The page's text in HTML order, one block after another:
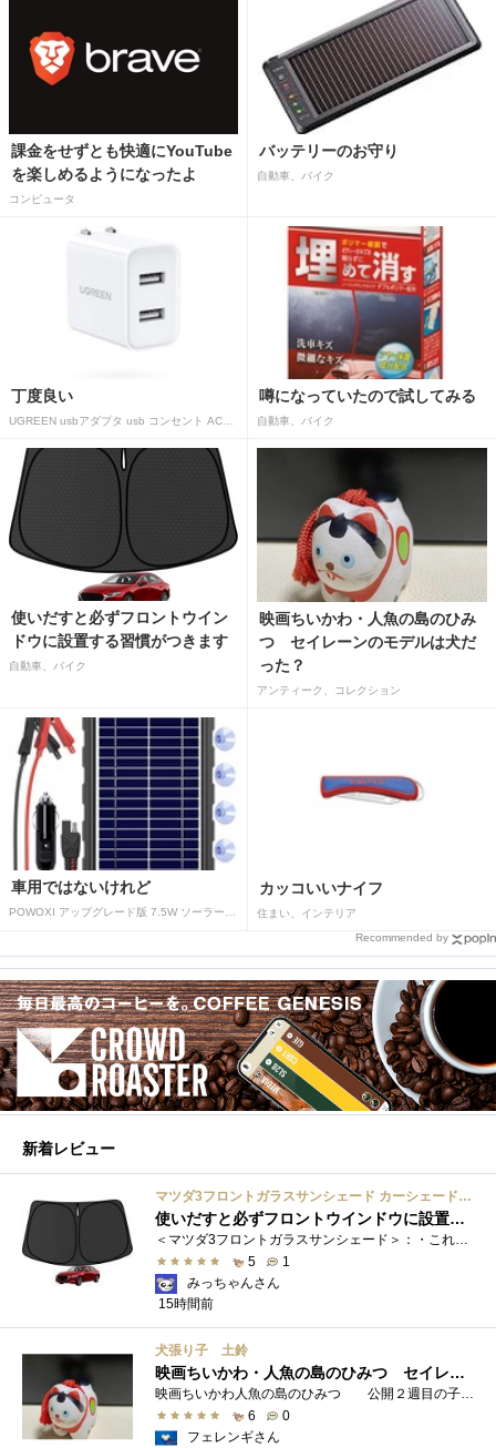
課金をせずとも快適にYouTube
を楽しめるようになったよ
コンピュータ
バッテリーのお守り
自動車、バイク
丁度良い 噂になっていたので試してみる
自動車、バイク
使いだすと必ずフロントウイン
ドウに設置する習慣がつきます
自動車、バイク
映画ちいかわ・人魚の島のひみ
つ セイレーンのモデルは犬だ
った？
アンティーク、コレクション
車用ではないけれど カッコいいナイフ
住まい、インテリア
Recommended by
新着レビュー
マツダ3フロントガラスサンシェード カーシェード 車用 フロントウィンドウさんしえーど 遮光 断熱 カスタムパーツ 車種専用設計 折り畳み式 取付簡単 収納袋付き
使いだすと必ずフロントウインドウに設置する習慣がつきます
＜マツダ3フロントガラスサンシェード＞：・これまで使用していたサンシェードでも使用できるのですが、車内に蛇腹に畳んだサンシェード は�...
5
1
みっちゃんさん
15時間前
犬張り子 土鈴
映画ちいかわ・人魚の島のひみつ セイレーンのモデルは犬だった？
映画ちいかわ人魚の島のひみつ 公開２週目の子どもさんの来場が制限されているレイトショーでも満席でしたし新たにボンドロシールの来場�...
6
0
フェレンギさん